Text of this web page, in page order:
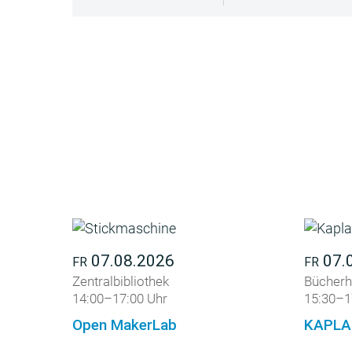
FR 07.08.2026
Zentralbibliothek
14:00–17:00 Uhr
Open MakerLab
FR